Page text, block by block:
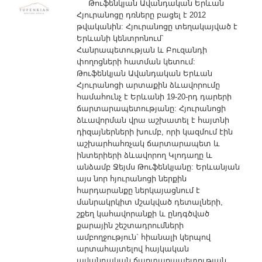
Գործունեություն
Թուֆենկյան Ավանդական Երևան
Հյուրանոցը դռները բացել է 2012
թվականին: Հյուրանոցը տեղակայված է
Երևանի կենտրոնում`
Հանրապետության և Բուզանդի
փողոցների հատման կետում:
Թուֆենկյան Ավանդական Երևան
Հյուրանոցի արտաքին ձևավորումը
համահունչ է Երևանի 19-20-րդ դարերի
ճարտարապետությանը: Հյուրանոցի
ձևավորման վրա աշխատել է հայտնի
դիզայներների խումբ, որի կազմում էին
աշխարհահռչակ ճարտարապետ և
ինտերիերի ձևավորող Կլոդաղը և
անձամբ Ջեյմս Թուֆենկյանը: Երևանյան
այս նոր հյուրանոցի ներքին
հարդարանքը ներկայացնում է
մանրակրկիտ մշակված դետալների,
շքեղ կահավորանքի և ընդգծված
քարային շեշտադրումների
ամբողջություն` հիանալի կերպով
արտահայտելով հայկական